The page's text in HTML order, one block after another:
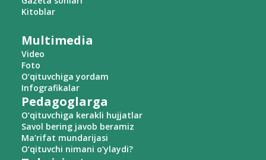
Kitoblar
Multimedia
Video
Foto
O‘qituvchiga yordam
Infografikalar
Pedagoglarga
O‘qituvchiga kerakli hujjatlar
Savol bering javob beramiz
Ma’rifat mundarijasi
O‘qituvchi nimani o‘ylaydi?